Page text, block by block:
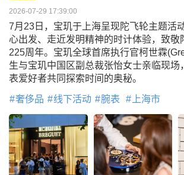
2026-07-29 17:39:00
7月23日，宝玑于上海呈现陀飞轮主题活
心出发、走近发明精神的时计体验，致敬
225周年。宝玑全球首席执行官柯世霖
生与宝玑中国区副总裁张怡女士亲临现场
表爱好者共同探索时间的奥秘。
奢侈品 线下活动 腕表 上海市